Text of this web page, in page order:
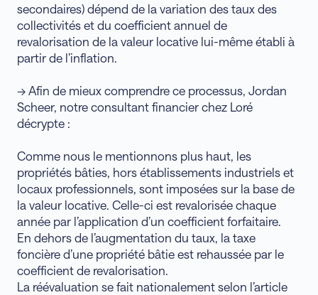
secondaires) dépend de la variation des taux des
collectivités et du coefficient annuel de
revalorisation de la valeur locative lui-même établi à
partir de l’inflation.
→ Afin de mieux comprendre ce processus, Jordan
Scheer, notre consultant financier chez Loré
décrypte :
Comme nous le mentionnons plus haut, les
propriétés bâties, hors établissements industriels et
locaux professionnels, sont imposées sur la base de
la valeur locative. Celle-ci est revalorisée chaque
année par l’application d’un coefficient forfaitaire.
En dehors de l’augmentation du taux, la taxe
foncière d’une propriété bâtie est rehaussée par le
coefficient de revalorisation.
La réévaluation se fait nationalement selon l’article